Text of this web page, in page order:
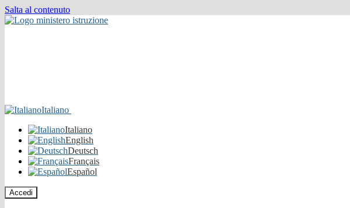
Salta al contenuto
Italiano
Italiano
English
Deutsch
Français
Español
Accedi